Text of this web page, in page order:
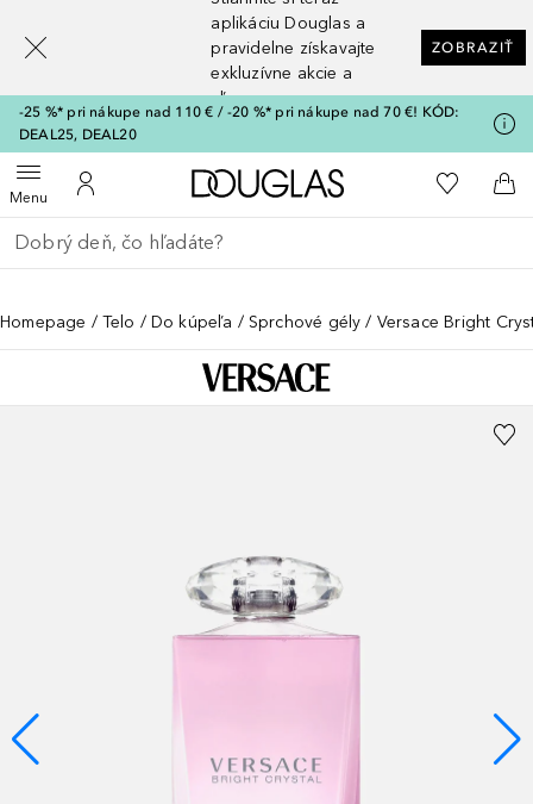
aplikáciu Douglas a
pravidelne získavajte
exkluzívne akcie a
zľavy
ZOBRAZIŤ
-25 %* pri nákupe nad 110 € / -20 %* pri nákupe nad 70 €! KÓD:
DEAL25, DEAL20
MenuOtvoriť menuDo môjho účtu
Domov Do môjho
Do
Choď späť
Vykonajte vyhľadávanie
Homepage Telo Do kúpeľa Sprchové gély Versace Bright
[navigation.slideout.screenreader]